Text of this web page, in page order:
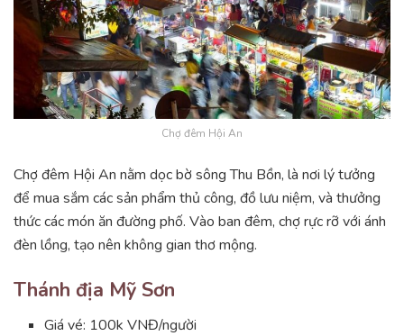
Chợ đêm Hội An
Chợ đêm Hội An nằm dọc bờ sông Thu Bồn, là nơi lý tưởng
để mua sắm các sản phẩm thủ công, đồ lưu niệm, và thưởng
thức các món ăn đường phố. Vào ban đêm, chợ rực rỡ với ánh
đèn lồng, tạo nên không gian thơ mộng.
Thánh địa Mỹ Sơn
Giá vé: 100k VNĐ/người